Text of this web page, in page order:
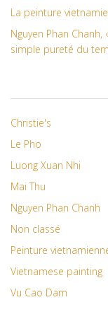
La peinture
Nguyen Phan
simple pureté du
Christie's
Le Pho
Luong Xuan Nhi
Mai Thu
Nguyen Phan Chanh
Non classé
Peinture
Vietnamese painting
Vu Cao Dam